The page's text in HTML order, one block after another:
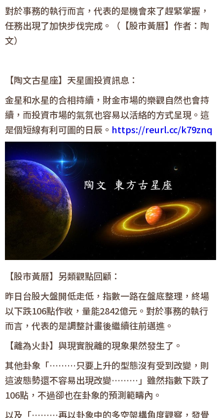
對於事務的執行而言，代表的是機會來了趕緊掌握，
任務出現了加快步伐完成。（【股市黃曆】作者：陶
文）
【陶文古星座】天星圖投資訊息：
金星和水星的合相持續，財金市場的樂觀自然也會持
續，而投資市場的氣氛也容易以活絡的方式呈現。這
是個短線有利可圖的日辰。 https://reurl.cc/k79znq
【股市黃曆】另類觀點回顧：
昨日台股大盤開低走低，指數一路在盤底整理，終場
以下跌106點作收，量能2842億元。對於事務的執行
而言，代表的是調整計畫後繼續往前邁進。
【離為火卦】 與現實脫離的現象果然發生了。
其他卦象「………只要上升的型態沒有受到改變，則
這波態勢還不容易出現改變………」雖然指數下跌了
106點，不過卻也在卦象的預測範疇內。
以及「………再以卦象中的多空架構角度觀察，發覺